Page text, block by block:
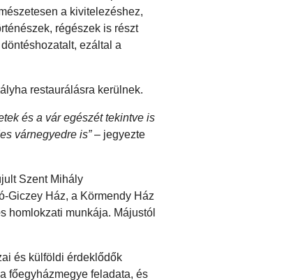
a kivitelezéshez,
régészek is részt
ezáltal a
restaurálásra kerülnek.
és a vár egészét tekintve is
várnegyedre is”– jegyezte
Szent Mihály
Giczey Ház, a Körmendy Ház
homlokzati munkája. Májustól
és külföldi érdeklődők
főegyházmegye feladata, és